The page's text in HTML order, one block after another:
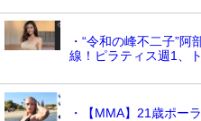
・“令和の峰不二子”
線！ピラティス週1、
・【MMA】21歳ポー